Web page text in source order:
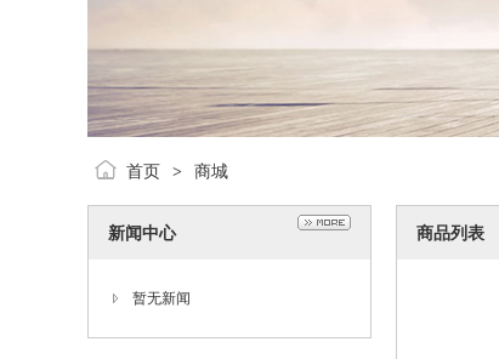
首页 > 商城
新闻中心
暂无新闻
商品列表